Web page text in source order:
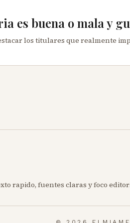
es buena o mala y
los titulares que realmente
rapido, fuentes claras y foco